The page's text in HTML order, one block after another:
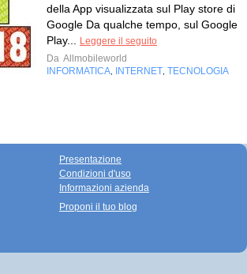
della App visualizzata sul Play store di
Google Da qualche tempo, sul Google
Play...
Leggere il seguito
Da Allmobileworld
INFORMATICA INTERNET TECNOLOGIA
Presentazione
Condizioni d'uso
Informazioni azienda
Proponi il tuo blog